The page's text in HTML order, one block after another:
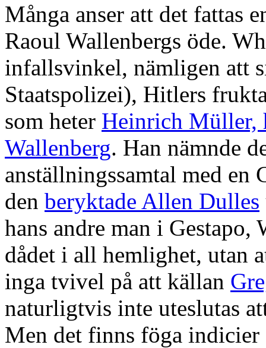
Många anser att det fattas
Raoul Wallenbergs öde.
infallsvinkel, nämligen att
Staatspolizei), Hitlers
som heter Heinrich Müller,
Wallenberg. Han nämnde
anställningssamtal med
den beryktade Allen Dulles
hans andre man i
dådet i all hemlighet, utan
inga tvivel på att källan
naturligtvis inte uteslutas
Men det finns föga indicier